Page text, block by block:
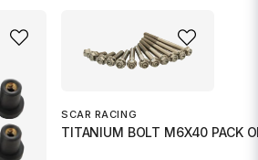
SCAR RACING
TITANIUM BOLT M6X40 PACK